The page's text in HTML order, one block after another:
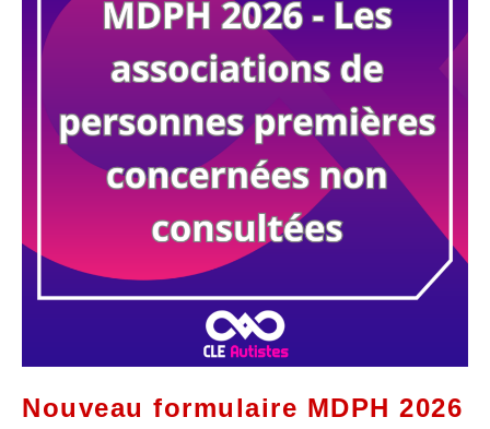
Nouveau formulaire MDPH 2026